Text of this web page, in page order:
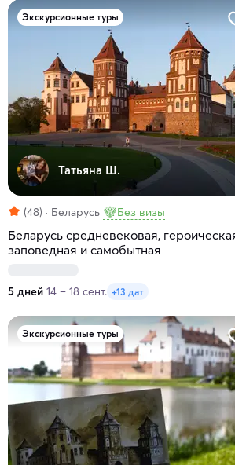
Экскурсионные туры
Татьяна Ш.
(48) Беларусь Без визы
Беларусь средневековая,
заповедная и самобытная
5 дней 14 – 18 сент. +13 дат
Экскурсионные туры